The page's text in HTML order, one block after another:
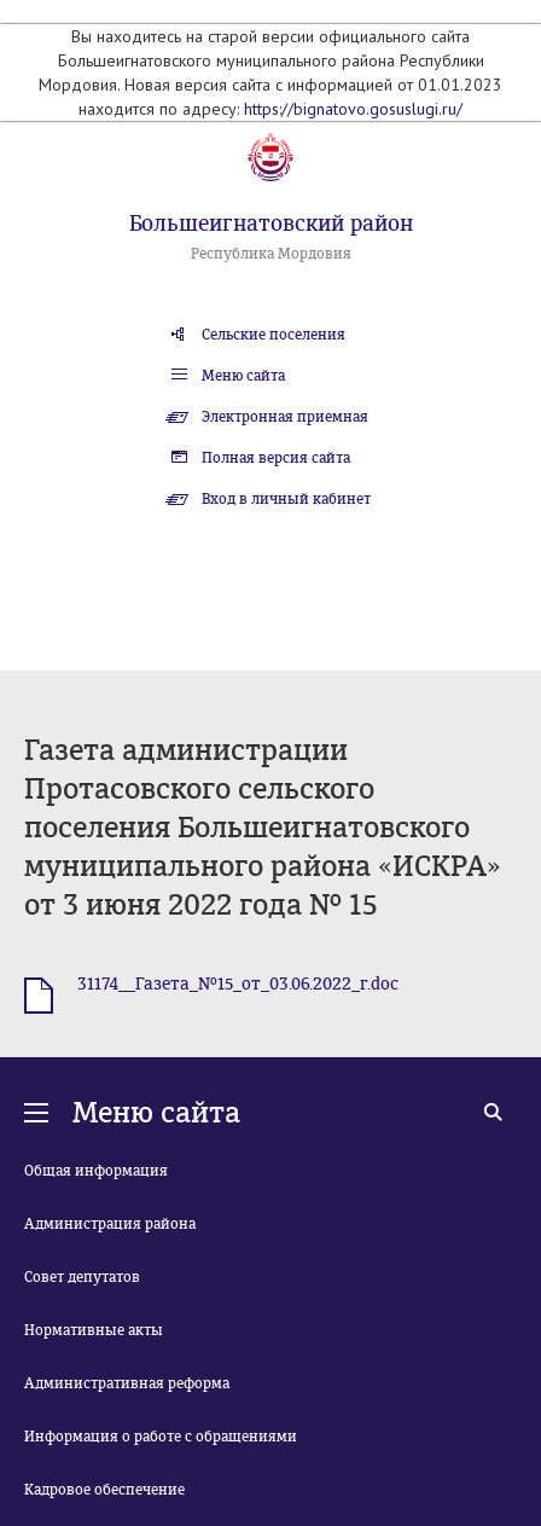
Вы находитесь на старой версии официального сайта
Большеигнатовского муниципального района Республики
Мордовия. Новая версия сайта с информацией от 01.01.2023
находится по адресу: https://bignatovo.gosuslugi.ru/
Большеигнатовский район
Республика Мордовия
Сельские поселения
Меню сайта
Электронная приемная
Полная версия сайта
Вход в личный кабинет
Газета администрации
Протасовского сельского
поселения Большеигнатовского
муниципального района «ИСКРА»
от 3 июня 2022 года № 15
31174__Газета_№15_от_03.06.2022_г.doc
Меню сайта
Общая информация
Администрация района
Совет депутатов
Нормативные акты
Административная реформа
Информация о работе с обращениями
Кадровое обеспечение